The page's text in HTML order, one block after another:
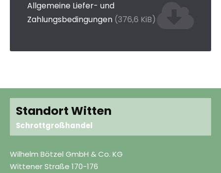
Allgemeine Liefer- und
Zahlungsbedingungen (376,6 KiB)
Standort Witten
Schrottgroßhandel
Wilhelm Bötzel GmbH & Co. KG
Wittener Straße 170-176